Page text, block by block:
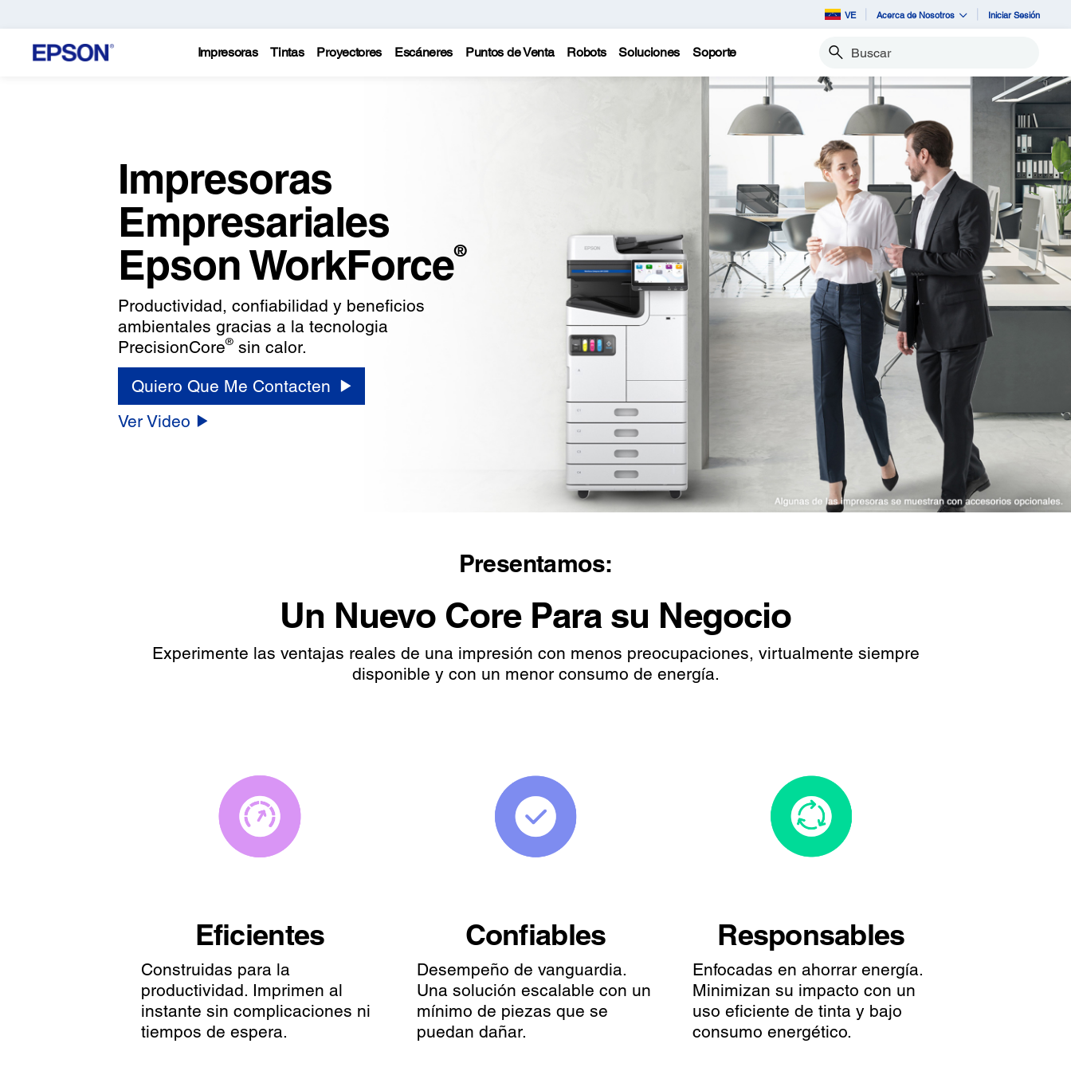
VE Acerca de Nosotros Iniciar Sesión
Impresoras Tintas Proyectores Escáneres Puntos de Venta Robots Soluciones Soporte Buscar
Impresoras
Empresariales
Epson WorkForce®
Productividad, confiabilidad y beneficios
ambientales gracias a la tecnologia
PrecisionCore®sin calor.
Quiero Que Me Contacten
Ver Video
Presentamos:
Un Nuevo Core Para su Negocio
Experimente las ventajas reales de una impresión con menos preocupaciones, virtualmente siempre
disponible y con un menor consumo de energía.
Eficientes
Construidas para la
productividad. Imprimen al
instante sin complicaciones ni
tiempos de espera.
Confiables
Desempeño de vanguardia.
Una solución escalable con un
mínimo de piezas que se
puedan dañar.
Responsables
Enfocadas en ahorrar energía.
Minimizan su impacto con un
uso eficiente de tinta y bajo
consumo energético.